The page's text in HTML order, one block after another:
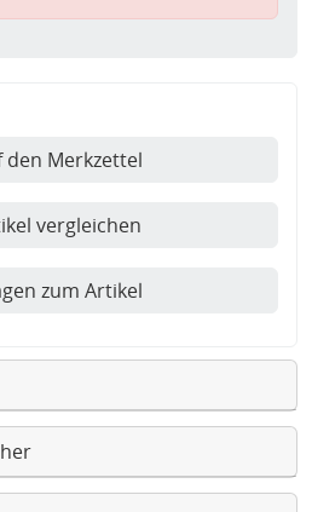
den Merkzettel
vergleichen
zum Artikel